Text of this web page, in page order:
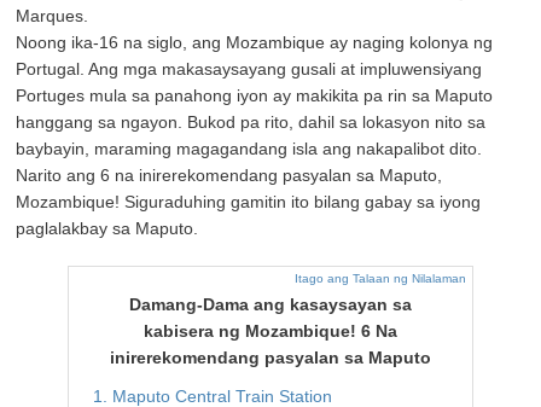
Marques.
Noong ika-16 na siglo, ang Mozambique ay naging kolonya ng
Portugal. Ang mga makasaysayang gusali at impluwensiyang
Portuges mula sa panahong iyon ay makikita pa rin sa Maputo
hanggang sa ngayon. Bukod pa rito, dahil sa lokasyon nito sa
baybayin, maraming magagandang isla ang nakapalibot dito.
Narito ang 6 na inirerekomendang pasyalan sa Maputo,
Mozambique! Siguraduhing gamitin ito bilang gabay sa iyong
paglalakbay sa Maputo.
Itago ang Talaan ng Nilalaman
Damang-Dama ang kasaysayan sa
kabisera ng Mozambique! 6 Na
inirerekomendang pasyalan sa Maputo
1. Maputo Central Train Station